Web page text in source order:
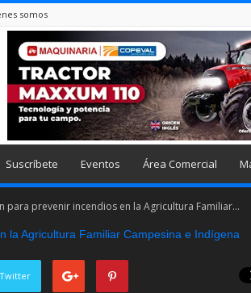
somos
Suscríbete Eventos Área Comercial
para prevenir incendios en la Agricultura Familiar...